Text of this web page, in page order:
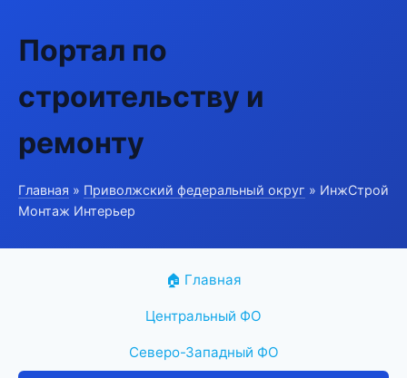
Портал по
строительству и
ремонту
Главная » Приволжский федеральный округ » ИнжСтрой
Монтаж Интерьер
🏠 Главная
Центральный ФО
Северо-Западный ФО